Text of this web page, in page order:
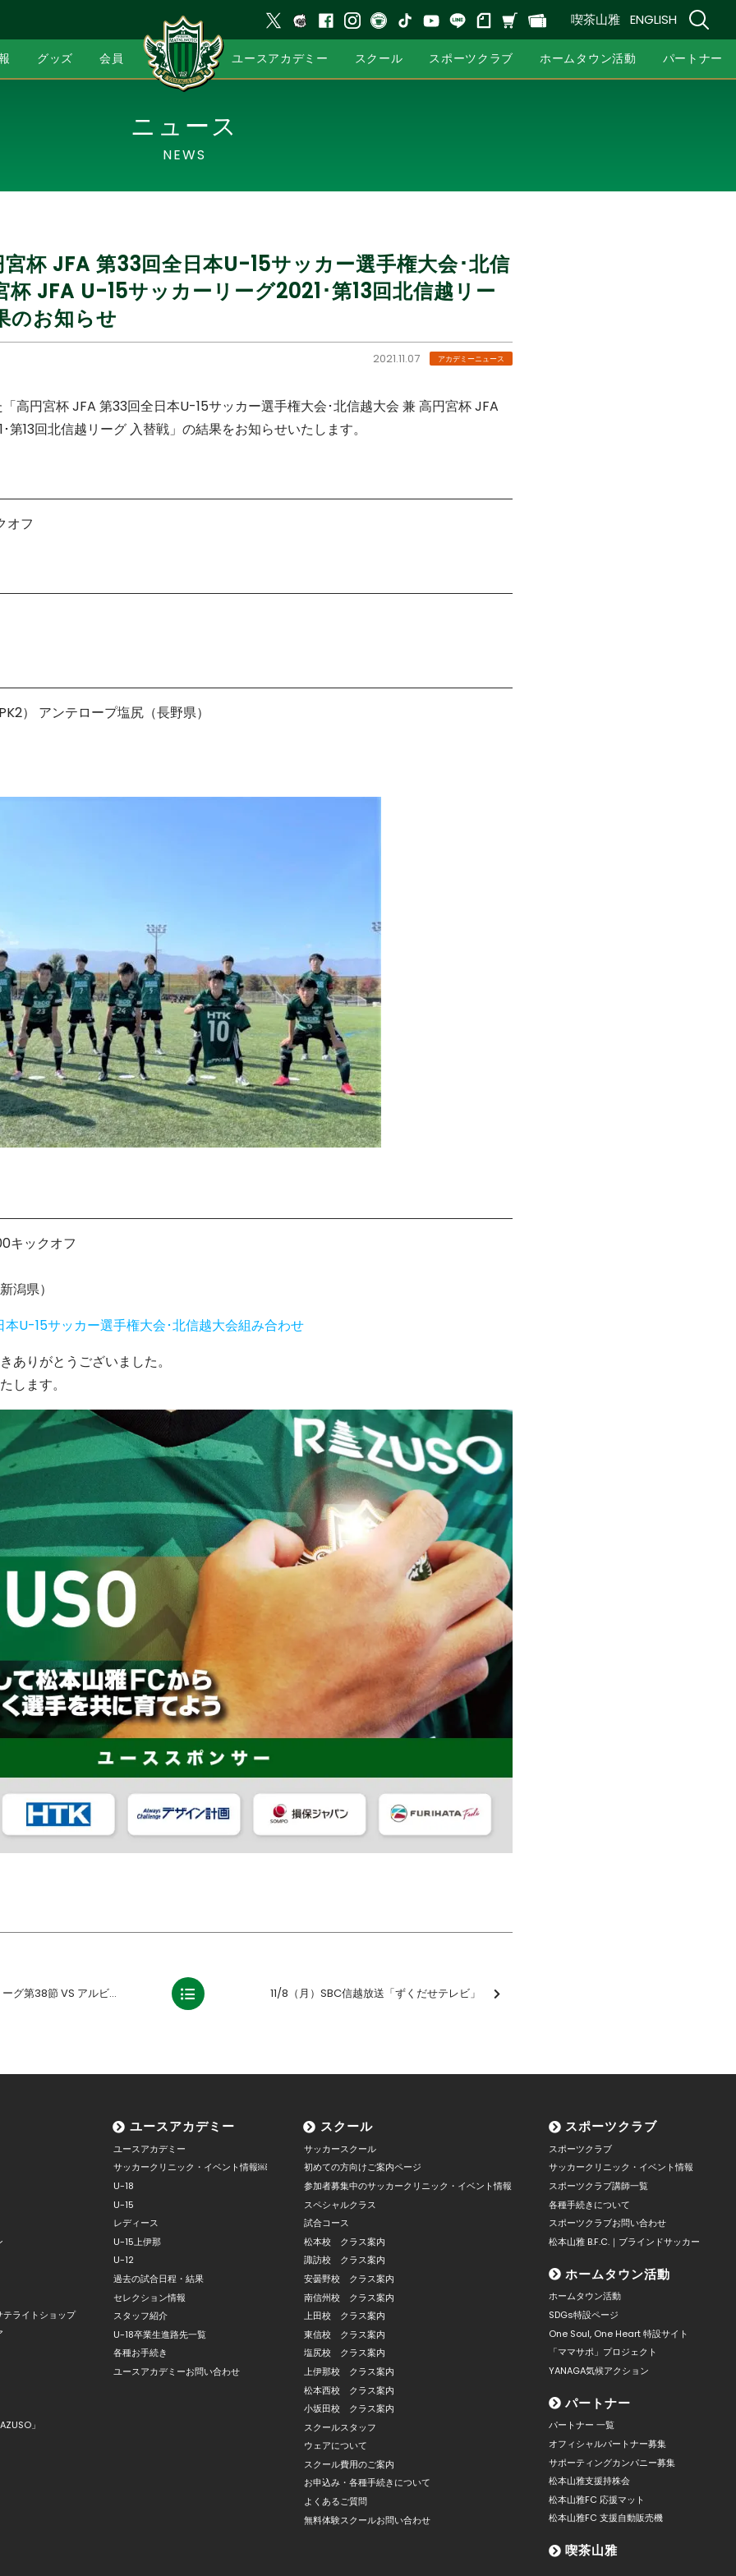
喫茶山雅 ENGLISH
グッズ 会員 ユースアカデミー スクール スポーツクラブ ホームタウン活動 パートナー
ニュース
NEWS
杯 JFA 第33回全日本U-15サッカー選手権大会･北信
杯 JFA U-15サッカーリーグ2021･第13回北信越リー
のお知らせ
2021.11.07 アカデミーニュース
「高円宮杯 JFA 第33回全日本U-15サッカー選手権大会･北信越大会 兼 高円宮杯 JFA
第13回北信越リーグ 入替戦」の結果をお知らせいたします。
オフ
） アンテロープ塩尻（長野県）
キックオフ
潟県）
U-15サッカー選手権大会･北信越大会組み合わせ
ありがとうございました。
します。
アルビレックス新潟戦の結果 11/8（月）SBC信越放送「ずくだせテレビ」
ライトショップ
」
ユースアカデミー
ユースアカデミー
サッカークリニック・イベント情報￼
U-18
U-15
レディース
U-15上伊那
U-12
過去の試合日程・結果
セレクション情報
スタッフ紹介
U-18卒業生進路先一覧
各種お手続き
ユースアカデミーお問い合わせ
スクール
サッカースクール
初めての方向けご案内ページ
参加者募集中のサッカークリニック・イベント情報
スペシャルクラス
試合コース
松本校 クラス案内
諏訪校 クラス案内
安曇野校 クラス案内
南信州校 クラス案内
上田校 クラス案内
東信校 クラス案内
塩尻校 クラス案内
上伊那校 クラス案内
松本西校 クラス案内
小坂田校 クラス案内
スクールスタッフ
ウェアについて
スクール費用のご案内
お申込み・各種手続きについて
よくあるご質問
無料体験スクールお問い合わせ
スポーツクラブ
スポーツクラブ
サッカークリニック・イベント情報
スポーツクラブ講師一覧
各種手続きについて
スポーツクラブお問い合わせ
松本山雅 B.F.C.｜ブラインドサッカー
ホームタウン活動
ホームタウン活動
SDGs特設ページ
One Soul, One Heart 特設サイト
「ママサポ」プロジェクト
YANAGA気候アクション
パートナー
パートナー 一覧
オフィシャルパートナー募集
サポーティングカンパニー募集
松本山雅支援持株会
松本山雅FC 応援マット
松本山雅FC 支援自動販売機
喫茶山雅